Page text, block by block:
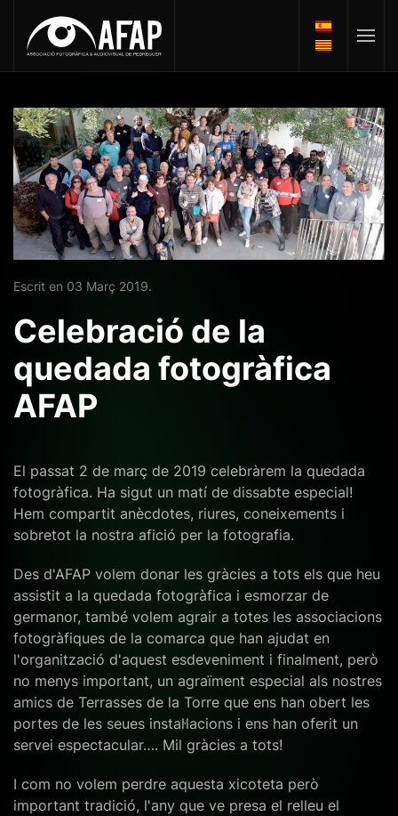
Escrit en 03 Març 2019.
Celebració de la
quedada fotogràfica
AFAP
El passat 2 de març de 2019 celebràrem la quedada
fotogràfica. Ha sigut un matí de dissabte especial!
Hem compartit anècdotes, riures, coneixements i
sobretot la nostra afició per la fotografia.
Des d'AFAP volem donar les gràcies a tots els que heu
assistit a la quedada fotogràfica i esmorzar de
germanor, també volem agrair a totes les associacions
fotogràfiques de la comarca que han ajudat en
l'organització d'aquest esdeveniment i finalment, però
no menys important, un agraïment especial als nostres
amics de Terrasses de la Torre que ens han obert les
portes de les seues instal·lacions i ens han oferit un
servei espectacular…. Mil gràcies a tots!
I com no volem perdre aquesta xicoteta però
important tradició, l'any que ve presa el relleu el